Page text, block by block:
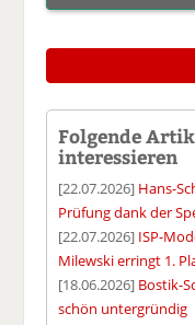
Folgende
interessieren
[22.07.2026] Hans-
Prüfung dank der
[22.07.2026] ISP-
Milewski erringt 1.
[18.06.2026] Bostik-
schön untergründig